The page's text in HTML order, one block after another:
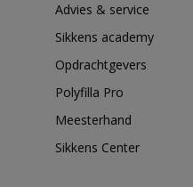
Advies & service
Sikkens academy
Opdrachtgevers
Polyfilla Pro
Meesterhand
Sikkens Center